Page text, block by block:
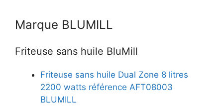
Marque BLUMILL
Friteuse sans huile BluMill
Friteuse sans huile Dual Zone 8 litres
2200 watts référence AFT08003
BLUMILL